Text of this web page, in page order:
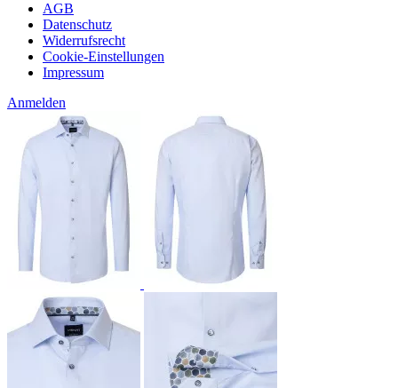
AGB
Datenschutz
Widerrufsrecht
Cookie-Einstellungen
Impressum
Anmelden